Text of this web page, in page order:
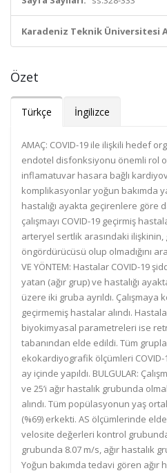
Karadeniz Teknik Üniversitesi
Özet
Türkçe İngilizce
AMAÇ: COVID-19 ile ilişkili hedef
endotel disfonksiyonu önemli rol
inflamatuvar hasara bağlı
komplikasyonlar yoğun bakımda
hastalığı ayakta geçirenlere göre
çalışmayı COVID-19 geçirmiş
arteryel sertlik arasındaki ilişkinin,
öngördürücüsü olup olmadığını
VE YÖNTEM: Hastalar COVID-19
yatan (ağır grup) ve hastalığı
üzere iki gruba ayrıldı. Çalışmaya
geçirmemiş hastalar alındı.
biyokimyasal parametreleri ise
tabanından elde edildi. Tüm
ekokardiyografik ölçümleri
ay içinde yapıldı. BULGULAR:
ve 25’i ağır hastalık grubunda
alındı. Tüm popülasyonun yaş
(%69) erkekti. AS ölçümlerinde
velosite değerleri kontrol
grubunda 8.07 m/s, ağır hastalık
Yoğun bakımda tedavi gören